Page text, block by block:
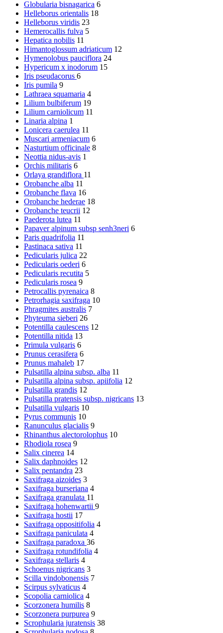
Globularia bisnagarica 6
Helleborus orientalis 18
Helleborus viridis 23
Hemerocallis fulva 5
Hepatica nobilis 11
Himantoglossum adriaticum 12
Hymenolobus pauciflora 24
Hypericum x inodorum 15
Iris pseudacorus 6
Iris pumila 9
Lathraea squamaria 4
Lilium bulbiferum 19
Lilium carniolicum 11
Linaria alpina 1
Lonicera caerulea 11
Muscari armeniacum 6
Nasturtium officinale 8
Neottia nidus-avis 1
Orchis militaris 6
Orlaya grandiflora 11
Orobanche alba 11
Orobanche flava 16
Orobanche hederae 18
Orobanche teucrii 12
Paederota lutea 11
Papaver alpinum subsp senh3neri 6
Paris quadrifolia 11
Pastinaca sativa 11
Pedicularis julica 22
Pedicularis oederi 6
Pedicularis recutita 5
Pedicularis rosea 9
Petrocallis pyrenaica 8
Petrorhagia saxifraga 10
Phragmites australis 7
Phyteuma sieberi 26
Potentilla caulescens 12
Potentilla nitida 13
Primula vulgaris 6
Prunus cerasifera 6
Prunus mahaleb 17
Pulsatilla alpina subsp. alba 11
Pulsatilla alpina subsp. apiifolia 12
Pulsatilla grandis 12
Pulsatilla pratensis subsp. nigricans 13
Pulsatilla vulgaris 10
Pyrus communis 10
Ranunculus glacialis 9
Rhinanthus alectorolophus 10
Rhodiola rosea 9
Salix cinerea 14
Salix daphnoides 12
Salix pentandra 23
Saxifraga aizoides 3
Saxifraga burseriana 4
Saxifraga granulata 11
Saxifraga hohenwartii 9
Saxifraga hostii 17
Saxifraga oppositifolia 4
Saxifraga paniculata 4
Saxifraga paradoxa 36
Saxifraga rotundifolia 4
Saxifraga stellaris 4
Schoenus nigricans 3
Scilla vindobonensis 7
Scirpus sylvaticus 4
Scopolia carniolica 4
Scorzonera humilis 8
Scorzonera purpurea 9
Scrophularia juratensis 38